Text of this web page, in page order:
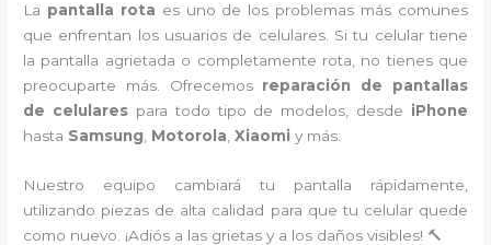
La pantalla rota es uno de los problemas más comunes
que enfrentan los usuarios de celulares. Si tu celular tiene
la pantalla agrietada o completamente rota, no tienes que
preocuparte más. Ofrecemos reparación de pantallas
de celularespara todo tipo de modelos, desde iPhone
hasta Samsung Motorola ,Xiaomi y más.
Nuestro equipo cambiará tu pantalla rápidamente,
utilizando piezas de alta calidad para que tu celular quede
como nuevo. ¡Adiós a las grietas y a los daños visibles! 🔨